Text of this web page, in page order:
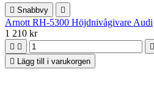
 Snabbvy 
Arnott RH-5300 Höjdnivågivare Audi
1 210 kr
  

Lägg till i varukorgen